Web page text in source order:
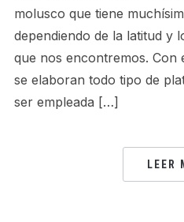
molusco que tiene
dependiendo de la latitud y
que nos encontremos.
se elaboran todo tipo de
ser empleada […]
LEER